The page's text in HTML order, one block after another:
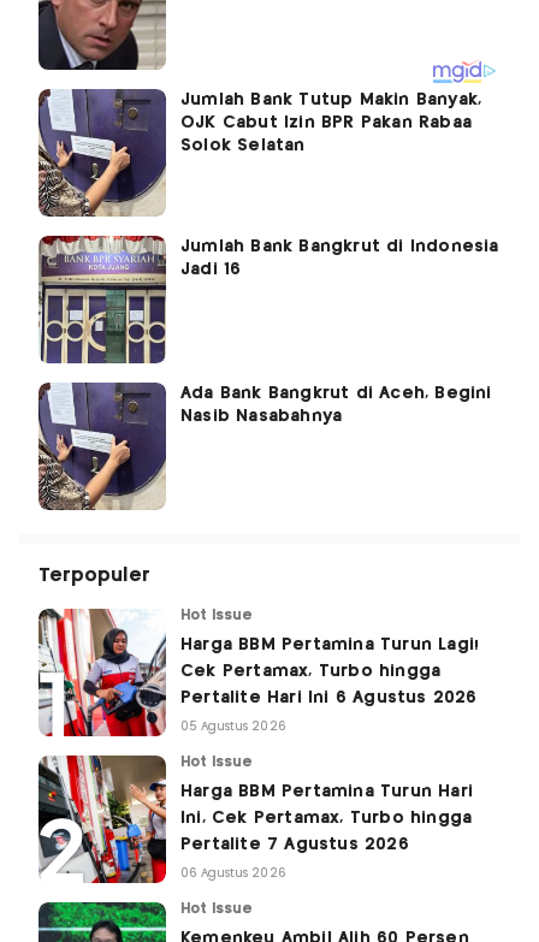
Jumlah Bank Tutup Makin Banyak,
OJK Cabut Izin BPR Pakan Rabaa
Solok Selatan
Jumlah Bank Bangkrut di Indonesia
Jadi 16
Ada Bank Bangkrut di Aceh, Begini
Nasib Nasabahnya
Terpopuler
Hot Issue
Harga BBM Pertamina Turun Lagi!
Cek Pertamax, Turbo hingga
Pertalite Hari Ini 6 Agustus 2026
05 Agustus 2026
Hot Issue
Harga BBM Pertamina Turun Hari
Ini, Cek Pertamax, Turbo hingga
Pertalite 7 Agustus 2026
06 Agustus 2026
Hot Issue
Kemenkeu Ambil Alih 60 Persen